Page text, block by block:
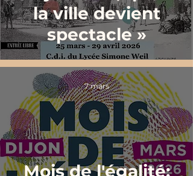
la ville devient
spectacle »
Mois de l'égalité:
7 mars